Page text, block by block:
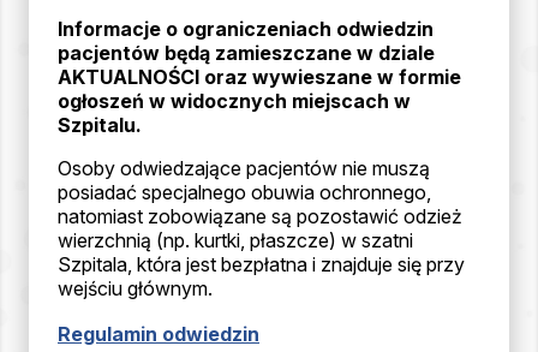
Informacje o ograniczeniach odwiedzin
pacjentów będą zamieszczane w dziale
AKTUALNOŚCI oraz wywieszane w formie
ogłoszeń w widocznych miejscach w
Szpitalu.
Osoby odwiedzające pacjentów nie muszą
posiadać specjalnego obuwia ochronnego,
natomiast zobowiązane są pozostawić odzież
wierzchnią (np. kurtki, płaszcze) w szatni
Szpitala, która jest bezpłatna i znajduje się przy
wejściu głównym.
Regulamin odwiedzin